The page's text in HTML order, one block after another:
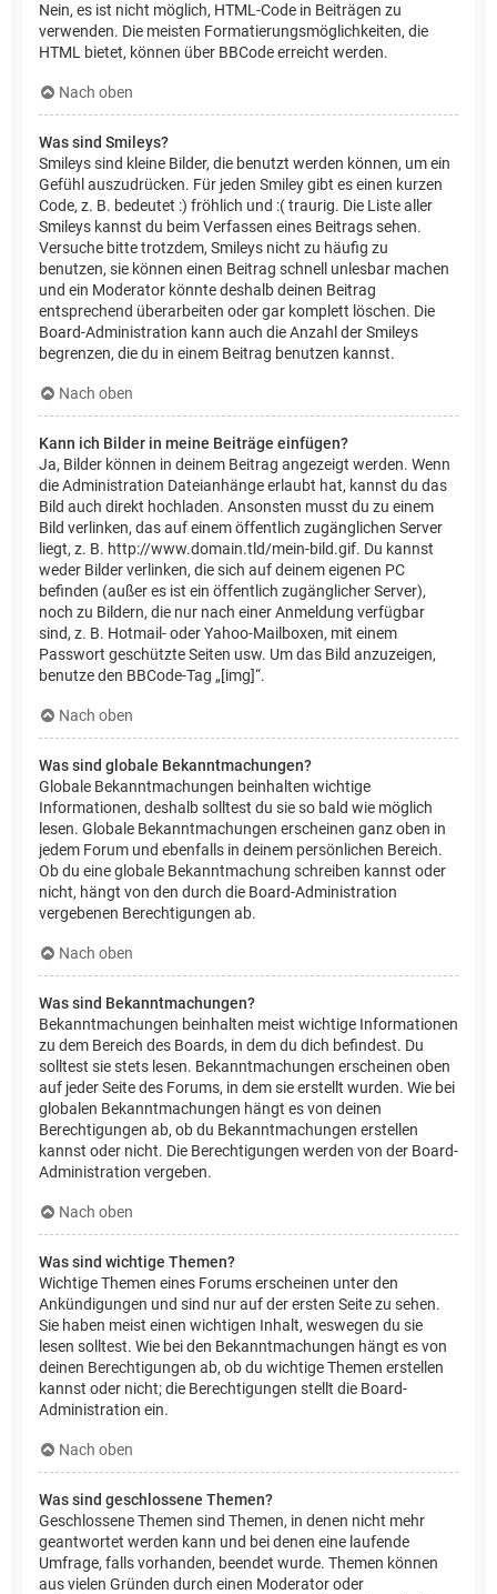
Nein, es ist nicht möglich, HTML-Code in Beiträgen zu
verwenden. Die meisten Formatierungsmöglichkeiten, die
HTML bietet, können über BBCode erreicht werden.
Nach oben
Was sind Smileys?
Smileys sind kleine Bilder, die benutzt werden können, um ein
Gefühl auszudrücken. Für jeden Smiley gibt es einen kurzen
Code, z. B. bedeutet :) fröhlich und :( traurig. Die Liste aller
Smileys kannst du beim Verfassen eines Beitrags sehen.
Versuche bitte trotzdem, Smileys nicht zu häufig zu
benutzen, sie können einen Beitrag schnell unlesbar machen
und ein Moderator könnte deshalb deinen Beitrag
entsprechend überarbeiten oder gar komplett löschen. Die
Board-Administration kann auch die Anzahl der Smileys
begrenzen, die du in einem Beitrag benutzen kannst.
Nach oben
Kann ich Bilder in meine Beiträge einfügen?
Ja, Bilder können in deinem Beitrag angezeigt werden. Wenn
die Administration Dateianhänge erlaubt hat, kannst du das
Bild auch direkt hochladen. Ansonsten musst du zu einem
Bild verlinken, das auf einem öffentlich zugänglichen Server
liegt, z. B. http://www.domain.tld/mein-bild.gif. Du kannst
weder Bilder verlinken, die sich auf deinem eigenen PC
befinden (außer es ist ein öffentlich zugänglicher Server),
noch zu Bildern, die nur nach einer Anmeldung verfügbar
sind, z. B. Hotmail- oder Yahoo-Mailboxen, mit einem
Passwort geschützte Seiten usw. Um das Bild anzuzeigen,
benutze den BBCode-Tag „[img]“.
Nach oben
Was sind globale Bekanntmachungen?
Globale Bekanntmachungen beinhalten wichtige
Informationen, deshalb solltest du sie so bald wie möglich
lesen. Globale Bekanntmachungen erscheinen ganz oben in
jedem Forum und ebenfalls in deinem persönlichen Bereich.
Ob du eine globale Bekanntmachung schreiben kannst oder
nicht, hängt von den durch die Board-Administration
vergebenen Berechtigungen ab.
Nach oben
Was sind Bekanntmachungen?
Bekanntmachungen beinhalten meist wichtige Informationen
zu dem Bereich des Boards, in dem du dich befindest. Du
solltest sie stets lesen. Bekanntmachungen erscheinen oben
auf jeder Seite des Forums, in dem sie erstellt wurden. Wie bei
globalen Bekanntmachungen hängt es von deinen
Berechtigungen ab, ob du Bekanntmachungen erstellen
kannst oder nicht. Die Berechtigungen werden von der Board-
Administration vergeben.
Nach oben
Was sind wichtige Themen?
Wichtige Themen eines Forums erscheinen unter den
Ankündigungen und sind nur auf der ersten Seite zu sehen.
Sie haben meist einen wichtigen Inhalt, weswegen du sie
lesen solltest. Wie bei den Bekanntmachungen hängt es von
deinen Berechtigungen ab, ob du wichtige Themen erstellen
kannst oder nicht; die Berechtigungen stellt die Board-
Administration ein.
Nach oben
Was sind geschlossene Themen?
Geschlossene Themen sind Themen, in denen nicht mehr
geantwortet werden kann und bei denen eine laufende
Umfrage, falls vorhanden, beendet wurde. Themen können
aus vielen Gründen durch einen Moderator oder